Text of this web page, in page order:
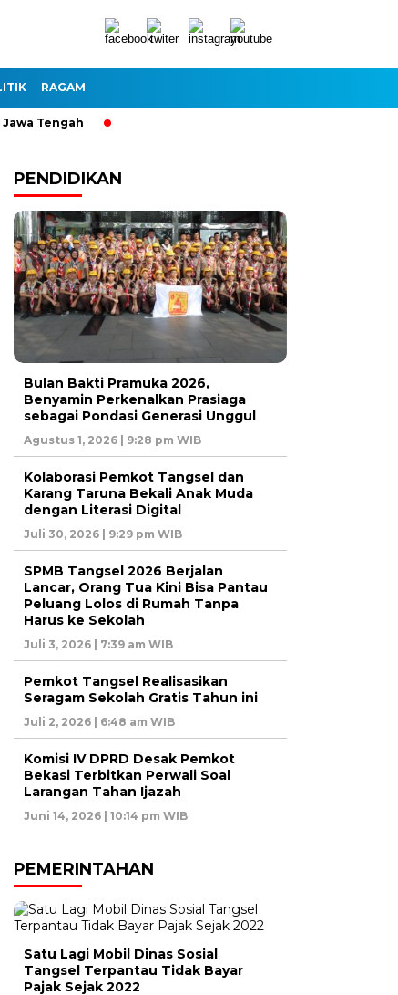
RAGAM
Tengah
PENDIDIKAN
Bulan Bakti Pramuka 2026,
Benyamin Perkenalkan Prasiaga
sebagai Pondasi Generasi Unggul
Agustus 1, 2026 | 9:28 pm WIB
Kolaborasi Pemkot Tangsel dan
Karang Taruna Bekali Anak Muda
dengan Literasi Digital
Juli 30, 2026 | 9:29 pm WIB
SPMB Tangsel 2026 Berjalan
Lancar, Orang Tua Kini Bisa Pantau
Peluang Lolos di Rumah Tanpa
Harus ke Sekolah
Juli 3, 2026 | 7:39 am WIB
Pemkot Tangsel Realisasikan
Seragam Sekolah Gratis Tahun ini
Juli 2, 2026 | 6:48 am WIB
Komisi IV DPRD Desak Pemkot
Bekasi Terbitkan Perwali Soal
Larangan Tahan Ijazah
Juni 14, 2026 | 10:14 pm WIB
PEMERINTAHAN
Satu Lagi Mobil Dinas Sosial
Tangsel Terpantau Tidak Bayar
Pajak Sejak 2022